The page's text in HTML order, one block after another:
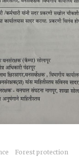
Forest protection